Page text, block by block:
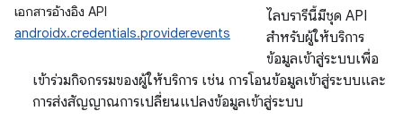
เอกสารอ้างอิง API
androidx.credentials.providerevents
ไลบรารีนี้มีชุด API
สำหรับผู้ให้บริการ
ข้อมูลเข้าสู่ระบบเพื่อ
เข้าร่วมกิจกรรมของผู้ให้บริการ เช่น การโอนข้อมูลเข้าสู่ระบบและ
การส่งสัญญาณการเปลี่ยนแปลงข้อมูลเข้าสู่ระบบ